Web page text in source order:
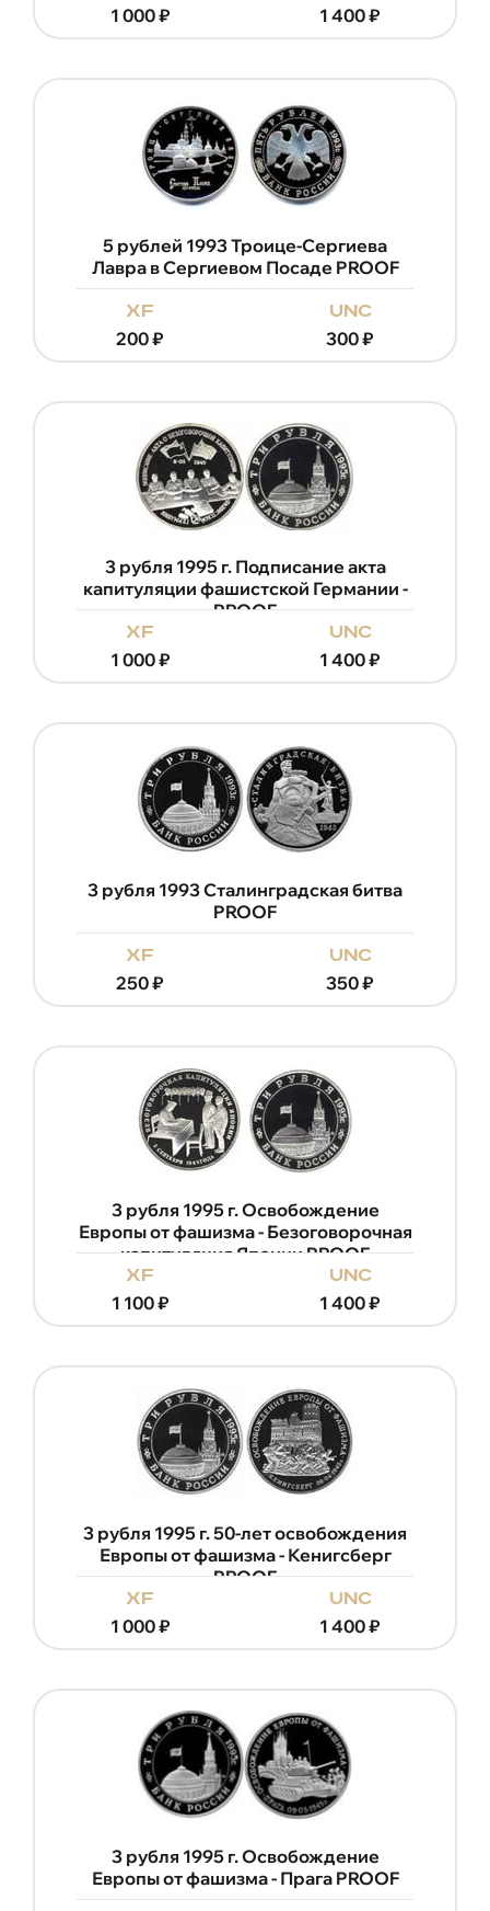
1 000₽
1 400₽
5 рублей 1993 Троице-Сергиева
Лавра в Сергиевом Посаде PROOF
xf
200₽
unc
300₽
3 рубля 1995 г. Подписание акта
капитуляции фашистской Германии -
PROOF
xf
1 000₽
unc
1 400₽
3 рубля 1993 Сталинградская битва
PROOF
xf
250₽
unc
350₽
3 рубля 1995 г. Освобождение
Европы от фашизма - Безоговорочная
капитуляция Японии PROOF
xf
1 100₽
unc
1 400₽
3 рубля 1995 г. 50-лет освобождения
Европы от фашизма - Кенигсберг
PROOF
xf
1 000₽
unc
1 400₽
3 рубля 1995 г. Освобождение
Европы от фашизма - Прага PROOF